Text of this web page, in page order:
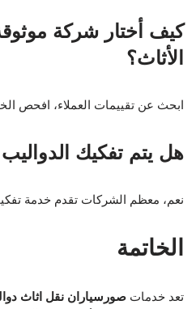
كيف أختار شركة
الأثاث؟
ابحث عن تقييمات العملاء، افحص
هل يتم تفكيك
نعم، معظم الشركات تقدم خدمة
الخاتمة
تعد خدمات صورسياران نقل اثاث